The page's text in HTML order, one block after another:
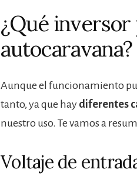
¿Qué
autocaravana?
Aunque el funcionamiento
tanto, ya que hay diferentes
nuestro uso. Te vamos a
Voltaje de